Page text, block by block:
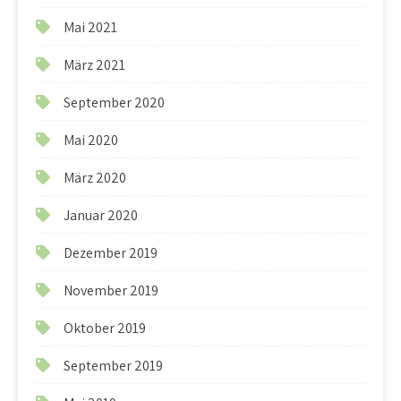
Mai 2021
März 2021
September 2020
Mai 2020
März 2020
Januar 2020
Dezember 2019
November 2019
Oktober 2019
September 2019